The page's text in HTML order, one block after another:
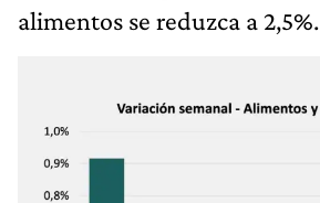
alimentos se reduzca a 2,5%. ​